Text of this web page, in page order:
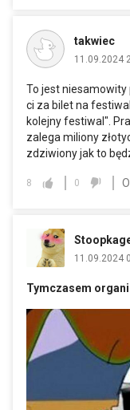
takwiec
11.09.2024
To jest
ci za bilet na
kolejny festiwal".
zalega miliony
zdziwiony jak to
8 0
11.09.2024
Tymczasem